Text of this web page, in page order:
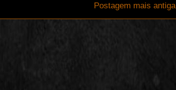
Postagem mais antiga